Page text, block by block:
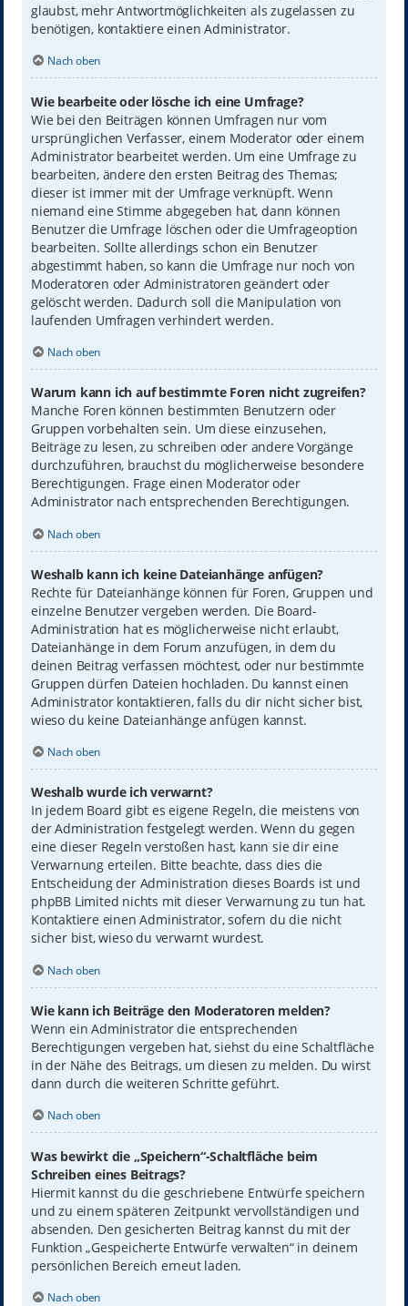
glaubst, mehr Antwortmöglichkeiten als zugelassen zu
benötigen, kontaktiere einen Administrator.
Nach oben
Wie bearbeite oder lösche ich eine Umfrage?
Wie bei den Beiträgen können Umfragen nur vom
ursprünglichen Verfasser, einem Moderator oder einem
Administrator bearbeitet werden. Um eine Umfrage zu
bearbeiten, ändere den ersten Beitrag des Themas;
dieser ist immer mit der Umfrage verknüpft. Wenn
niemand eine Stimme abgegeben hat, dann können
Benutzer die Umfrage löschen oder die Umfrageoption
bearbeiten. Sollte allerdings schon ein Benutzer
abgestimmt haben, so kann die Umfrage nur noch von
Moderatoren oder Administratoren geändert oder
gelöscht werden. Dadurch soll die Manipulation von
laufenden Umfragen verhindert werden.
Nach oben
Warum kann ich auf bestimmte Foren nicht zugreifen?
Manche Foren können bestimmten Benutzern oder
Gruppen vorbehalten sein. Um diese einzusehen,
Beiträge zu lesen, zu schreiben oder andere Vorgänge
durchzuführen, brauchst du möglicherweise besondere
Berechtigungen. Frage einen Moderator oder
Administrator nach entsprechenden Berechtigungen.
Nach oben
Weshalb kann ich keine Dateianhänge anfügen?
Rechte für Dateianhänge können für Foren, Gruppen und
einzelne Benutzer vergeben werden. Die Board-
Administration hat es möglicherweise nicht erlaubt,
Dateianhänge in dem Forum anzufügen, in dem du
deinen Beitrag verfassen möchtest, oder nur bestimmte
Gruppen dürfen Dateien hochladen. Du kannst einen
Administrator kontaktieren, falls du dir nicht sicher bist,
wieso du keine Dateianhänge anfügen kannst.
Nach oben
Weshalb wurde ich verwarnt?
In jedem Board gibt es eigene Regeln, die meistens von
der Administration festgelegt werden. Wenn du gegen
eine dieser Regeln verstoßen hast, kann sie dir eine
Verwarnung erteilen. Bitte beachte, dass dies die
Entscheidung der Administration dieses Boards ist und
phpBB Limited nichts mit dieser Verwarnung zu tun hat.
Kontaktiere einen Administrator, sofern du die nicht
sicher bist, wieso du verwarnt wurdest.
Nach oben
Wie kann ich Beiträge den Moderatoren melden?
Wenn ein Administrator die entsprechenden
Berechtigungen vergeben hat, siehst du eine Schaltfläche
in der Nähe des Beitrags, um diesen zu melden. Du wirst
dann durch die weiteren Schritte geführt.
Nach oben
Was bewirkt die „Speichern“-Schaltfläche beim
Schreiben eines Beitrags?
Hiermit kannst du die geschriebene Entwürfe speichern
und zu einem späteren Zeitpunkt vervollständigen und
absenden. Den gesicherten Beitrag kannst du mit der
Funktion „Gespeicherte Entwürfe verwalten“ in deinem
persönlichen Bereich erneut laden.
Nach oben